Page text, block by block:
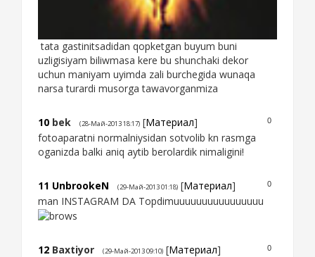
tata gastinitsadidan qopketgan buyum buni
uzligisiyam biliwmasa kere bu shunchaki dekor
uchun maniyam uyimda zali burchegida wunaqa
narsa turardi musorga tawavorganmiza
0
10 bek (28-Май-2013 18:17) [Материал]
fotoaparatni normalniysidan sotvolib kn rasmga
oganizda balki aniq aytib berolardik nimaligini!
0
11 UnbrookeN (29-Май-2013 01:18) [Материал]
man INSTAGRAM DA Topdimuuuuuuuuuuuuuuuu
0
12 Baxtiyor (29-Май-2013 09:10) [Материал]